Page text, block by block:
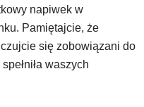
napiwek w
Pamiętajcie, że
się zobowiązani do
waszych